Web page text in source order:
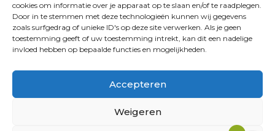
cookies om informatie over je apparaat op te slaan en/of te raadplegen.
Door in te stemmen met deze technologieën kunnen wij gegevens
zoals surfgedrag of unieke ID's op deze site verwerken. Als je geen
toestemming geeft of uw toestemming intrekt, kan dit een nadelige
invloed hebben op bepaalde functies en mogelijkheden.
Accepteren
Weigeren
Contact
Algemene voorwaarden
Retourneren
Klachten
Privacy policy